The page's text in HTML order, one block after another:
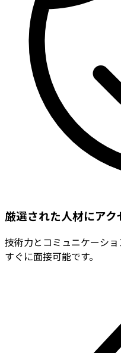
厳選された人材にアク
技術力とコミュニケーシ
すぐに面接可能です。